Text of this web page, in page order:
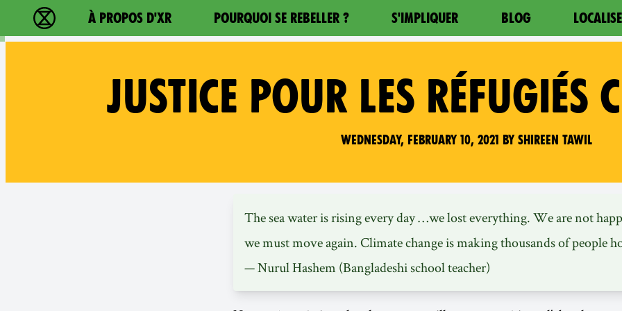
Extinction Rebellion - Home
Main navigation
À PROPOS D'XR POURQUOI SE REBELLER ? S'IMPLIQUER BLOG
JUSTICE POUR LES RÉFUGIÉS
Wednesday, February 10, 2021 by Shireen Tawil
The sea water is rising every day …we lost everything. We are not
we must move again. Climate change is making thousands of people
—Nurul Hashem (Bangladeshi school teacher)